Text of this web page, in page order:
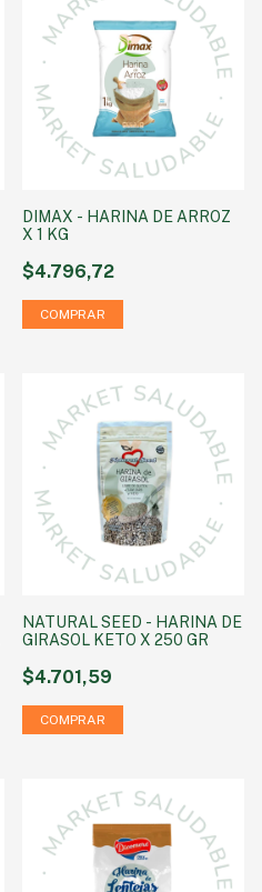
DIMAX - HARINA DE ARROZ
X 1 KG
$4.796,72
NATURAL SEED - HARINA DE
GIRASOL KETO X 250 GR
$4.701,59